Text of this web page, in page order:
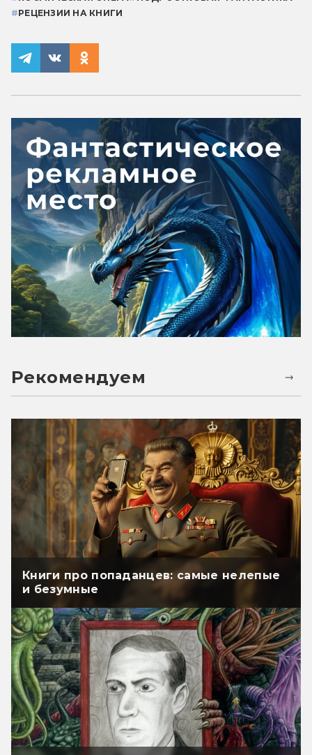
#РЕЦЕНЗИИ НА КНИГИ
Рекомендуем
Книги про попаданцев: самые нелепые
и безумные